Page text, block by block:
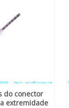
do conector
extremidade